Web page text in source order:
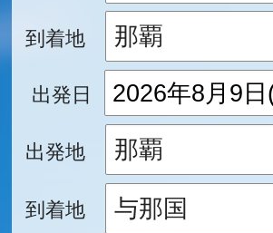
到着地
出発日
出発地
到着地